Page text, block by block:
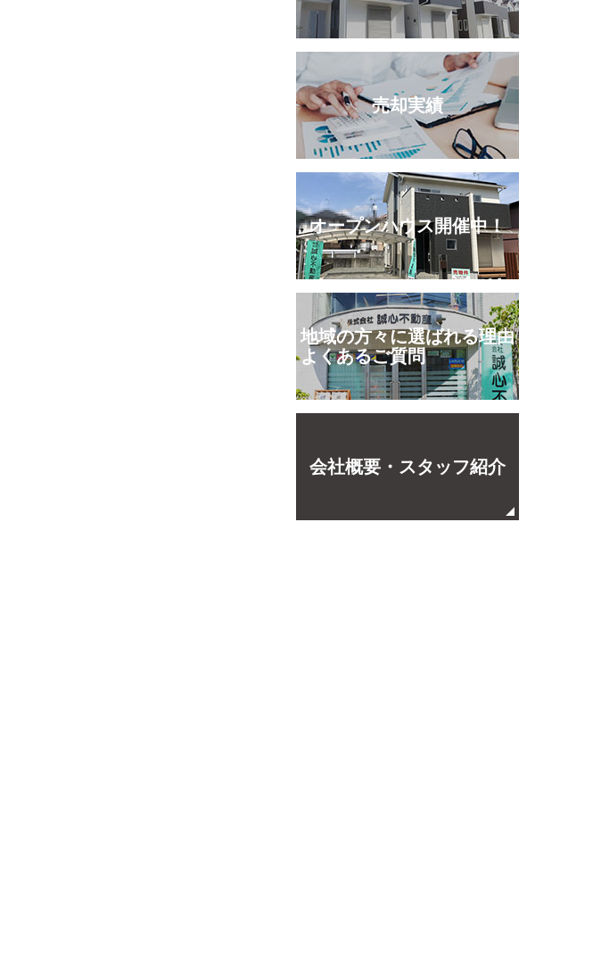
売却実績
オープンハウス開催中！
地域の方々に選ばれる理由
よくあるご質問
会社概要・スタッフ紹介